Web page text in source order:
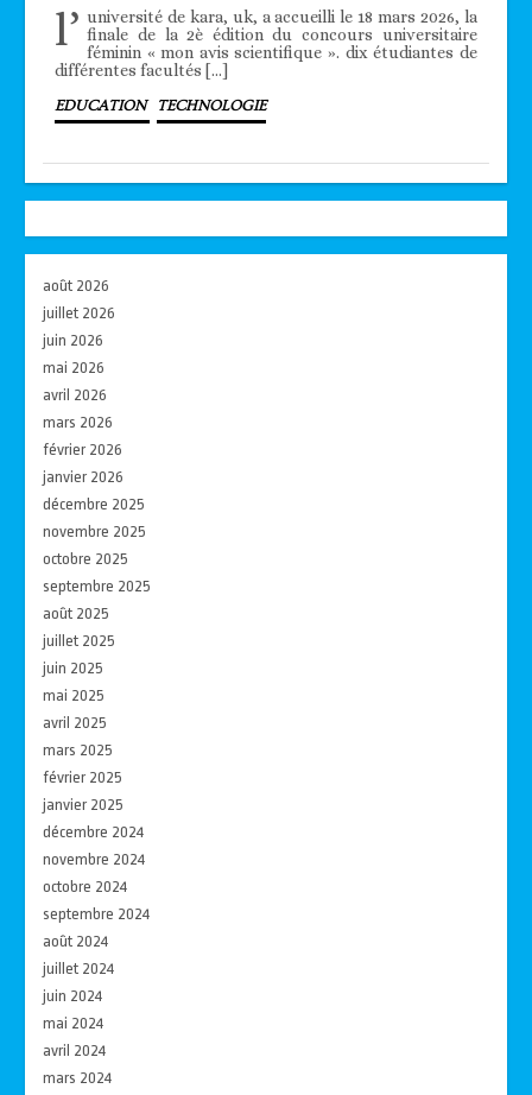
l’ université de kara, uk, a accueilli le 18 mars 2026, la
finale de la 2è édition du concours universitaire
féminin « mon avis scientifique ». dix étudiantes de
différentes facultés […]
EDUCATION TECHNOLOGIE
août 2026
juillet 2026
juin 2026
mai 2026
avril 2026
mars 2026
février 2026
janvier 2026
décembre 2025
novembre 2025
octobre 2025
septembre 2025
août 2025
juillet 2025
juin 2025
mai 2025
avril 2025
mars 2025
février 2025
janvier 2025
décembre 2024
novembre 2024
octobre 2024
septembre 2024
août 2024
juillet 2024
juin 2024
mai 2024
avril 2024
mars 2024